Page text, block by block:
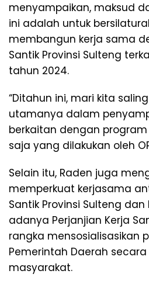
menyampaikan, maksud
ini adalah untuk
membangun kerja sama
Santik Provinsi Sulteng
tahun 2024.
“Ditahun ini, mari kita
utamanya dalam
berkaitan dengan
saja yang dilakukan oleh
Selain itu, Raden juga
memperkuat kerjasama
Santik Provinsi Sulteng dan
adanya Perjanjian Kerja
rangka mensosialisasikan
Pemerintah Daerah
masyarakat.